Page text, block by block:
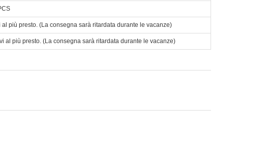
al più presto. (La consegna sarà ritardata durante le vacanze)
al più presto. (La consegna sarà ritardata durante le vacanze)